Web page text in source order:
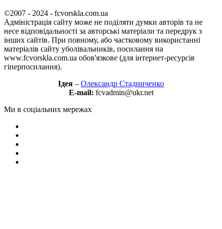
©2007 - 2024 - fcvorskla.com.ua
Адміністрація сайту може не поділяти думки авторів та не
несе відповідальності за авторські матеріали та передрук з
інших сайтів. При повному, або частковому використанні
матеріалів сайту уболівальників, посилання на
www.fcvorskla.com.ua обов'язкове (для інтернет-ресурсів
гіперпосилання).
Ідея – Олександр Стадниченко
E-mail: fcvadmin@ukr.net
Ми в соціальних мережах